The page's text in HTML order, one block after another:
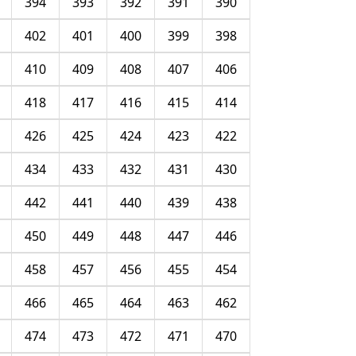
398
399
400
401
402
406
407
408
409
410
414
415
416
417
418
422
423
424
425
426
430
431
432
433
434
438
439
440
441
442
446
447
448
449
450
454
455
456
457
458
462
463
464
465
466
470
471
472
473
474